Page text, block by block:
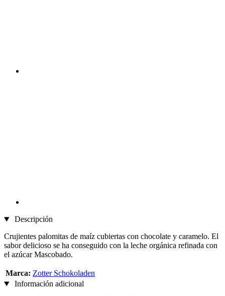
Descripción
Crujientes palomitas de maíz cubiertas con chocolate y caramelo. El
sabor delicioso se ha conseguido con la leche orgánica refinada con
el azúcar Mascobado.
Marca: Zotter Schokoladen
Información adicional